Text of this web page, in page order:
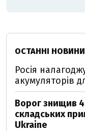
ОСТАННІ НОВИНИ
Росія
акумуляторів
Ворог знищив
складських
Ukraine